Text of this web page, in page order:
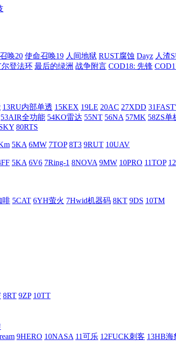
唤20 使命召唤19 人间地狱 RUST腐蚀 Dayz 人渣
尔登法环 最后的绿洲 战争附言 COD18: 先锋
13RU内部单透 15KEX 19LE 20AC 27XDD
53AIR全功能 54KO雷达 55NT 56NA 57MK 58ZS单
80RTS
5KA 6MW 7TOP 8T3 9RUT 10UAV
5KA 6V6 7Ring-1 8NOVA 9MW 10PRO 11TOP
啡 5CAT 6YH萤火 7Hwid机器码 8KT 9DS 10TM
8RT 9ZP 10TT
9HERO 10NASA 11可乐 12FUCK刺客 13HB海